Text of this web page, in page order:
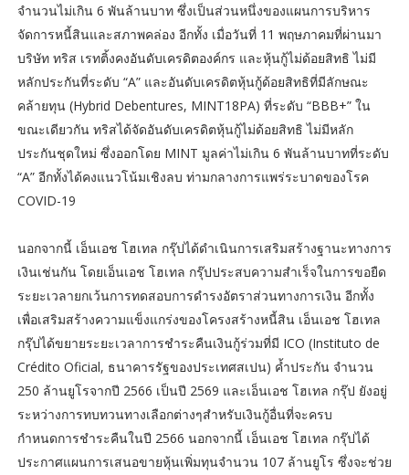
จำนวนไม่เกิน 6 พันล้านบาท ซึ่งเป็นส่วนหนึ่งของแผนการบริหาร
จัดการหนี้สินและสภาพคล่อง อีกทั้ง เมื่อวันที่ 11 พฤษภาคมที่ผ่านมา
บริษัท ทริส เรทติ้งคงอันดับเครดิตองค์กร และหุ้นกู้ไม่ด้อยสิทธิ ไม่มี
หลักประกันที่ระดับ “A” และอันดับเครดิตหุ้นกู้ด้อยสิทธิที่มีลักษณะ
คล้ายทุน (Hybrid Debentures, MINT18PA) ที่ระดับ “BBB+” ใน
ขณะเดียวกัน ทริสได้จัดอันดับเครดิตหุ้นกู้ไม่ด้อยสิทธิ ไม่มีหลัก
ประกันชุดใหม่ ซึ่งออกโดย MINT มูลค่าไม่เกิน 6 พันล้านบาทที่ระดับ
“A” อีกทั้งได้คงแนวโน้มเชิงลบ ท่ามกลางการแพร่ระบาดของโรค
COVID-19
นอกจากนี้ เอ็นเอช โฮเทล กรุ๊ปได้ดำเนินการเสริมสร้างฐานะทางการ
เงินเช่นกัน โดยเอ็นเอช โฮเทล กรุ๊ปประสบความสำเร็จในการขอยืด
ระยะเวลายกเว้นการทดสอบการดำรงอัตราส่วนทางการเงิน อีกทั้ง
เพื่อเสริมสร้างความแข็งแกร่งของโครงสร้างหนี้สิน เอ็นเอช โฮเทล
กรุ๊ปได้ขยายระยะเวลาการชำระคืนเงินกู้ร่วมที่มี ICO (Instituto de
Crédito Oficial, ธนาคารรัฐของประเทศสเปน) ค้ำประกัน จำนวน
250 ล้านยูโรจากปี 2566 เป็นปี 2569 และเอ็นเอช โฮเทล กรุ๊ป ยังอยู่
ระหว่างการทบทวนทางเลือกต่างๆสำหรับเงินกู้อื่นที่จะครบ
กำหนดการชำระคืนในปี 2566 นอกจากนี้ เอ็นเอช โฮเทล กรุ๊ปได้
ประกาศแผนการเสนอขายหุ้นเพิ่มทุนจำนวน 107 ล้านยูโร ซึ่งจะช่วย